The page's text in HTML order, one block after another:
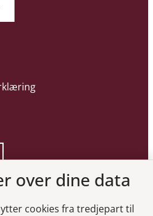
over dine data
cookies fra tredjepart til